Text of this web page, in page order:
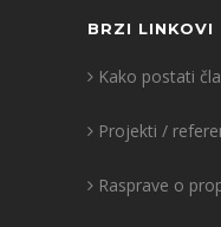
BRZI LINKOVI
Kako postati
Projekti /
Rasprave o